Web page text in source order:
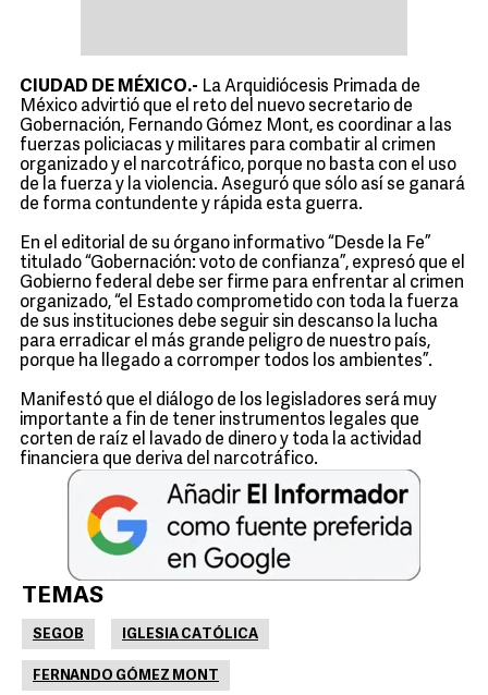
CIUDAD DE MÉXICO.- La Arquidiócesis Primada de
México advirtió que el reto del nuevo secretario de
Gobernación, Fernando Gómez Mont, es coordinar a las
fuerzas policiacas y militares para combatir al crimen
organizado y el narcotráfico, porque no basta con el uso
de la fuerza y la violencia. Aseguró que sólo así se ganará
de forma contundente y rápida esta guerra.
En el editorial de su órgano informativo “Desde la Fe”
titulado “Gobernación: voto de confianza”, expresó que el
Gobierno federal debe ser firme para enfrentar al crimen
organizado, “el Estado comprometido con toda la fuerza
de sus instituciones debe seguir sin descanso la lucha
para erradicar el más grande peligro de nuestro país,
porque ha llegado a corromper todos los ambientes”.
Manifestó que el diálogo de los legisladores será muy
importante a fin de tener instrumentos legales que
corten de raíz el lavado de dinero y toda la actividad
financiera que deriva del narcotráfico.
TEMAS
SEGOB IGLESIA CATÓLICA
FERNANDO GÓMEZ MONT